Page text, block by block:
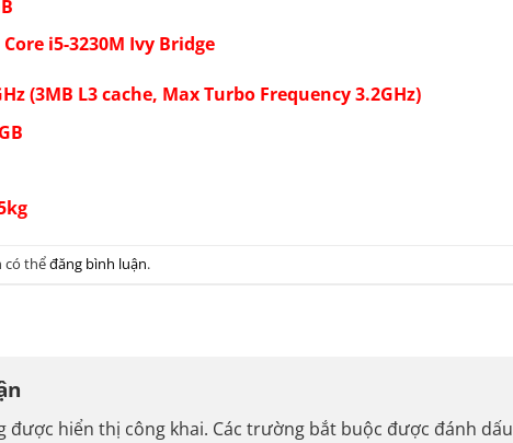
i5-3230M Ivy Bridge
(3MB L3 cache, Max Turbo Frequency 3.2GHz)
có thểđăng bình luận.
được hiển thị công khai. Các trường bắt buộc được đánh dấu